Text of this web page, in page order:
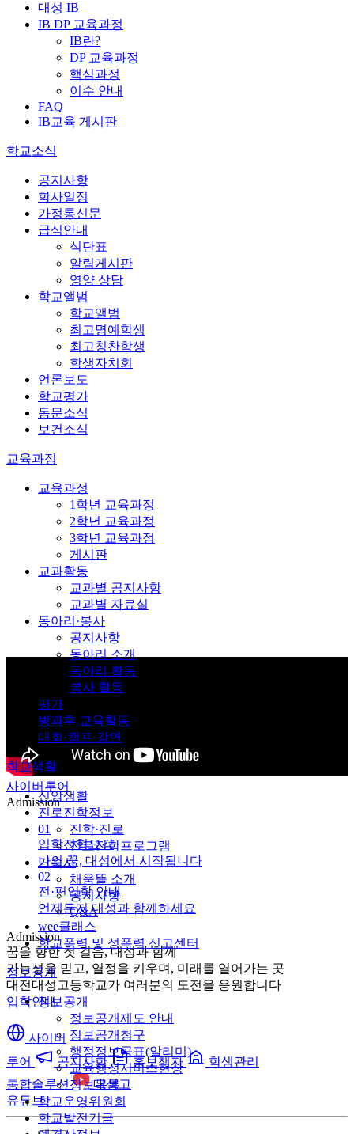
대성 IB
IB DP 교육과정
IB란?
DP 교육과정
핵심과정
이수 안내
FAQ
IB교육 게시판
학교소식
공지사항
학사일정
가정통신문
급식안내
식단표
알림게시판
영양 상담
학교앨범
학교앨범
최고명예학생
최고칭찬학생
학생자치회
언론보도
학교평가
동문소식
보건소식
교육과정
교육과정
1학년 교육과정
2학년 교육과정
3학년 교육과정
게시판
교과활동
교과별 공지사항
교과별 자료실
동아리·봉사
공지사항
동아리 소개
동아리 활동
봉사 활동
평가
방과후 교육활동
대회·캠프·강연
학교생활
신앙생활
진로진학정보
진학·진로
진로진학프로그램
기숙사
채움뜰 소개
공지사항
Q&A
wee클래스
학교폭력 및 성폭력 신고센터
정보공개
정보공개
정보공개제도 안내
정보공개청구
행정정보공표(알리미)
교육행정서비스현장
정보목록
학교운영위원회
학교발전기금
사이버투어
Admission
01
입학전형요강
나의 꿈, 대성에서 시작됩니다
02
전·편입학 안내
언제든지 대성과 함께하세요
Admission
꿈을 향한 첫 걸음, 대성과 함께
가능성을 믿고, 열정을 키우며, 미래를 열어가는 곳
대전대성고등학교가 여러분의 도전을 응원합니다
입학안내
사이버
투어
공지사항 홍보책자
학생관리
통합솔루션
대성고
유튜브